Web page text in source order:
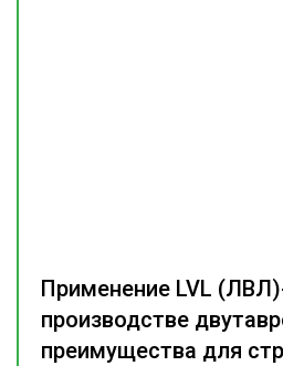
Применение LVL
производстве
преимущества для